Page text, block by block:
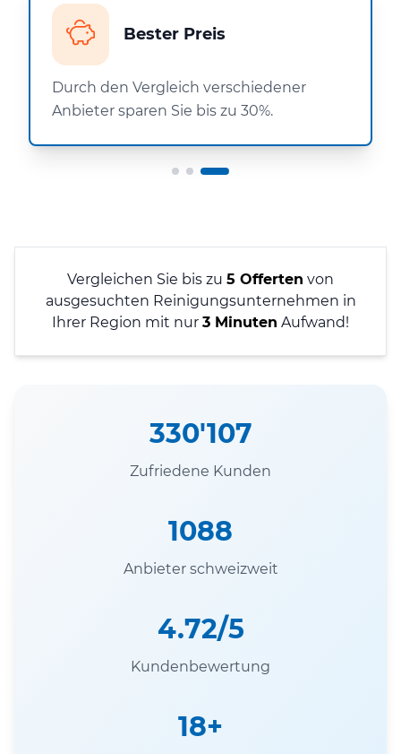
Bester Preis
Durch den Vergleich verschiedener
Anbieter sparen Sie bis zu 30%.
Vergleichen Sie bis zu 5 Offerten von
ausgesuchten Reinigungsunternehmen in
Ihrer Region mit nur 3 Minuten Aufwand!
330'107
Zufriedene Kunden
1088
Anbieter schweizweit
4.72/5
Kundenbewertung
18+